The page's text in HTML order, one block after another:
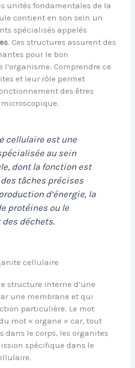
unités fondamentales de la
contient en son sein un
spécialisés appelés
. Ces structures assurent des
pour le bon
Comprendre ce
et leur rôle permet
des êtres
cellulaire est une
au sein
dont la fonction est
tâches précises
d’énergie, la
protéines ou le
déchets.
cellulaire
structure interne d’une
une membrane et qui
particulière. Le mot
mot « organe » car, tout
dans le corps, les organites
spécifique dans le